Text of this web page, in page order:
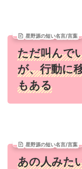
星野源の短い名言/言葉
ただ叫んで
が、行動に
もある
星野源の短い名言/言葉
あの人みた